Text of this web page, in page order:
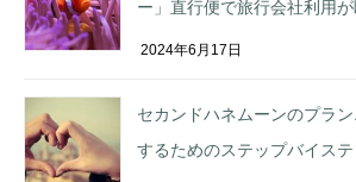
ー」直行便で旅行会社利用が
2024年6月17日
セカンドハネムーンのプラ
するためのステップバイス